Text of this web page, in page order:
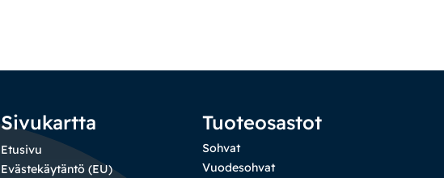
Sivukartta
Etusivu
Evästekäytäntö (EU)
Tuoteosastot
Sohvat
Vuodesohvat